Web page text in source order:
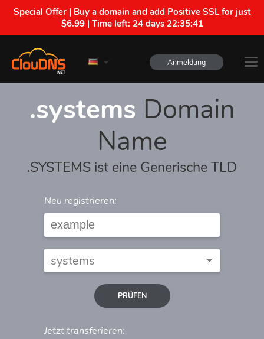
Special Offer | Buy a domain and add Positive SSL for just
$6.99 | Time left: 24 days 22:35:41
Anmeldung
.systems Domain
Name
.SYSTEMS ist eine Generische TLD
Neu registrieren:
PRÜFEN
Jetzt transferieren: